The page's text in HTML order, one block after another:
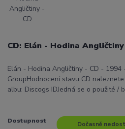
CD: Elán - Hodina Angličtiny
Elán - Hodina Angličtiny - CD - 1994
GroupHodnocení stavu CD
albu: Discogs IDJedná se o použité /
Dostupnost Dočasně